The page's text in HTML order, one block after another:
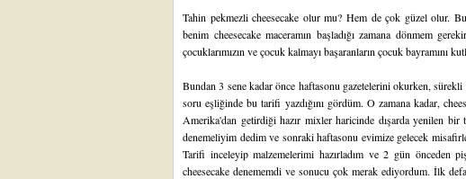
Tahin pekmezli cheesecake olur mu? Hem de çok güzel olur.
benim cheesecake maceramın başladığı zamana dönmem
çocuklarımızın ve çocuk kalmayı başaranların çocuk bayramını
Bundan 3 sene kadar önce haftasonu gazetelerini okurken,
soru eşliğinde bu tarifi yazdığını gördüm. O zamana kadar,
Amerika'dan getirdiği hazır mixler haricinde dışarda yenilen bir
denemeliyim dedim ve sonraki haftasonu evimize gelecek
Tarifi inceleyip malzemelerimi hazırladım ve 2 gün önceden
cheesecake denememdi ve sonucu çok merak ediyordum. İlk